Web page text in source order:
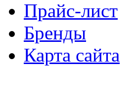
Прайс-лист
Бренды
Карта сайта